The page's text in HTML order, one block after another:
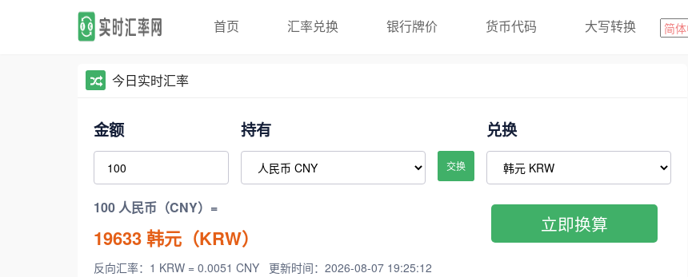
首页 汇率兑换 银行牌价 货币代码 大写转换
今日实时汇率
金额 持有
交换
兑换
100 人民币（CNY）=
19633韩元（KRW）
反向汇率：1 KRW = 0.0051 CNY 更新时间：2026-08-07 19:25:12
立即换算